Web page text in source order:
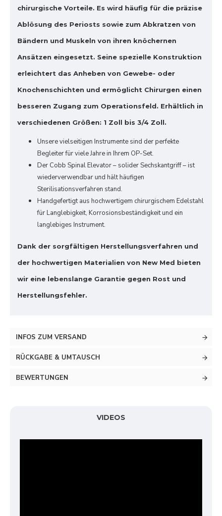
chirurgische Vorteile. Es wird häufig für die präzise
Ablösung des Periosts sowie zum Abkratzen von
Bändern und Muskeln von ihren knöchernen
Ansätzen eingesetzt. Seine spezielle Konstruktion
erleichtert das Anheben von Gewebe- oder
Knochenschichten und ermöglicht Chirurgen einen
besseren Zugang zum Operationsfeld. Erhältlich in
verschiedenen Größen: 1 Zoll bis 3/4 Zoll.
Unsere vielseitigen Instrumente sind der perfekte
Begleiter für viele Jahre in Ihrem OP-Set.
Der Cobb Spinal Elevator – solider Sechskantgriff – ist
wiederverwendbar und hält häufigen
Sterilisationsverfahren stand.
Handgefertigt aus hochwertigem chirurgischem Edelstahl
für Langlebigkeit, Korrosionsbeständigkeit und ein
langlebiges Instrument.
Dank der sorgfältigen Herstellungsverfahren und
der hochwertigen Materialien von New Med bieten
wir eine lebenslange Garantie gegen Rost und
Herstellungsfehler.
INFOS ZUM VERSAND
RÜCKGABE & UMTAUSCH
BEWERTUNGEN
VIDEOS